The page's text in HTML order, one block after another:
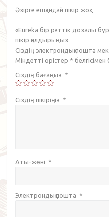
Әзірге ешқандай пікір жоқ.
«Eureka бір реттік дозалы
пікір қалдырыңыз
Сіздің электрондық пошта
Міндетті өрістер * белгісімен
Сіздің бағаңыз *
Сіздің пікіріңіз *
Аты-жөні *
Электрондық пошта *